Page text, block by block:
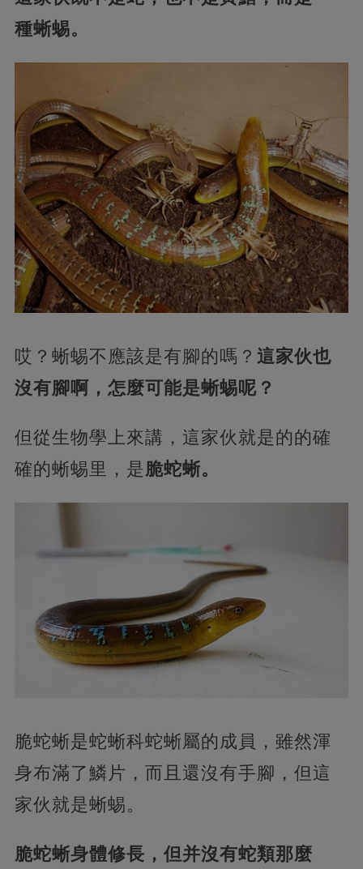
種蜥蜴。
哎？蜥蜴不應該是有腳的嗎？ 這家伙也
沒有腳啊，怎麼可能是蜥蜴呢？
但從生物學上來講，這家伙就是的的確
確的蜥蜴里，是脆蛇蜥。
脆蛇蜥是蛇蜥科蛇蜥屬的成員，雖然渾
身布滿了鱗片，而且還沒有手腳，但這
家伙就是蜥蜴。
脆蛇蜥身體修長，但并沒有蛇類那麼